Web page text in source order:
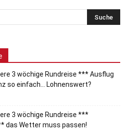
3 wöchige Rundreise *** Ausflug
so einfach… Lohnenswert?
3 wöchige Rundreise ***
das Wetter muss passen!